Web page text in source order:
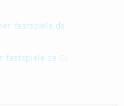
festspiele.de
festspiele.de